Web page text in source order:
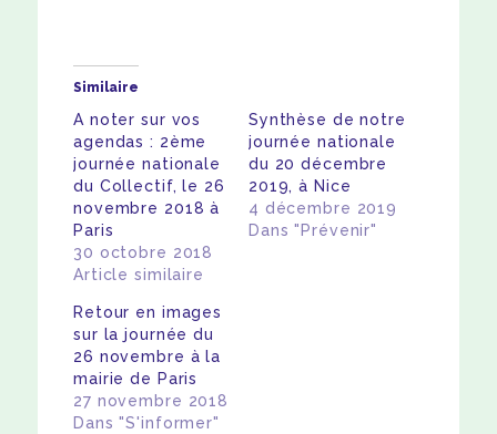
Similaire
A noter sur vos
agendas : 2ème
journée nationale
du Collectif, le 26
novembre 2018 à
Paris
30 octobre 2018
Article similaire
Synthèse de notre
journée nationale
du 20 décembre
2019, à Nice
4 décembre 2019
Dans "Prévenir"
Retour en images
sur la journée du
26 novembre à la
mairie de Paris
27 novembre 2018
Dans "S'informer"